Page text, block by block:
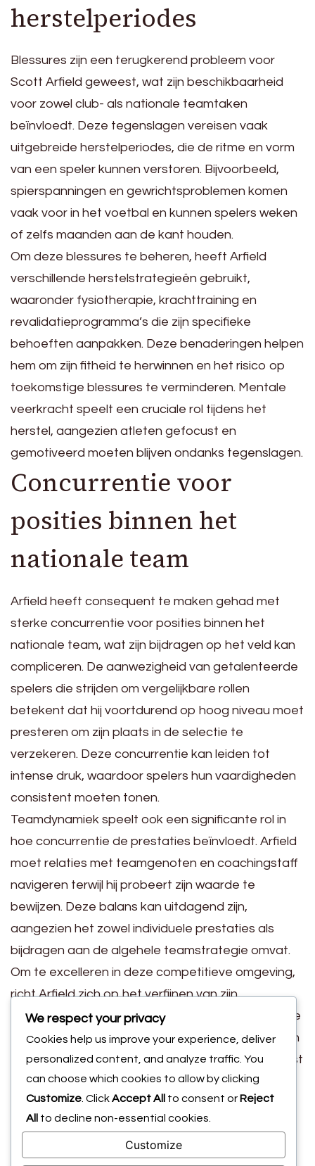
herstelperiodes
Blessures zijn een terugkerend probleem voor
Scott Arfield geweest, wat zijn beschikbaarheid
voor zowel club- als nationale teamtaken
beïnvloedt. Deze tegenslagen vereisen vaak
uitgebreide herstelperiodes, die de ritme en vorm
van een speler kunnen verstoren. Bijvoorbeeld,
spierspanningen en gewrichtsproblemen komen
vaak voor in het voetbal en kunnen spelers weken
of zelfs maanden aan de kant houden.
Om deze blessures te beheren, heeft Arfield
verschillende herstelstrategieën gebruikt,
waaronder fysiotherapie, krachttraining en
revalidatieprogramma’s die zijn specifieke
behoeften aanpakken. Deze benaderingen helpen
hem om zijn fitheid te herwinnen en het risico op
toekomstige blessures te verminderen. Mentale
veerkracht speelt een cruciale rol tijdens het
herstel, aangezien atleten gefocust en
gemotiveerd moeten blijven ondanks tegenslagen.
Concurrentie voor
posities binnen het
nationale team
Arfield heeft consequent te maken gehad met
sterke concurrentie voor posities binnen het
nationale team, wat zijn bijdragen op het veld kan
compliceren. De aanwezigheid van getalenteerde
spelers die strijden om vergelijkbare rollen
betekent dat hij voortdurend op hoog niveau moet
presteren om zijn plaats in de selectie te
verzekeren. Deze concurrentie kan leiden tot
intense druk, waardoor spelers hun vaardigheden
consistent moeten tonen.
Teamdynamiek speelt ook een significante rol in
hoe concurrentie de prestaties beïnvloedt. Arfield
moet relaties met teamgenoten en coachingstaff
navigeren terwijl hij probeert zijn waarde te
bewijzen. Deze balans kan uitdagend zijn,
aangezien het zowel individuele prestaties als
bijdragen aan de algehele teamstrategie omvat.
Om te excelleren in deze competitieve omgeving,
richt Arfield zich op het verfijnen van zijn
vaardigheden en het aanpassen aan de tactische
vereisten van het team. Hij begrijpt het belang van
veelzijdigheid, waarbij hij vaak zijn speelstijl aanpast
om te passen bij verschillende formaties of rollen
indien nodig. Deze aanpassingsvermogen
versterkt niet alleen zijn kansen op selectie, maar
ook de algehele prestaties van het team.
We respect your privacy
Cookies help us improve your experience, deliver
personalized content, and analyze traffic. You
can choose which cookies to allow by clicking
Customize . ClickAccept All to consent or Reject
All
to decline non-essential cookies.
Customize